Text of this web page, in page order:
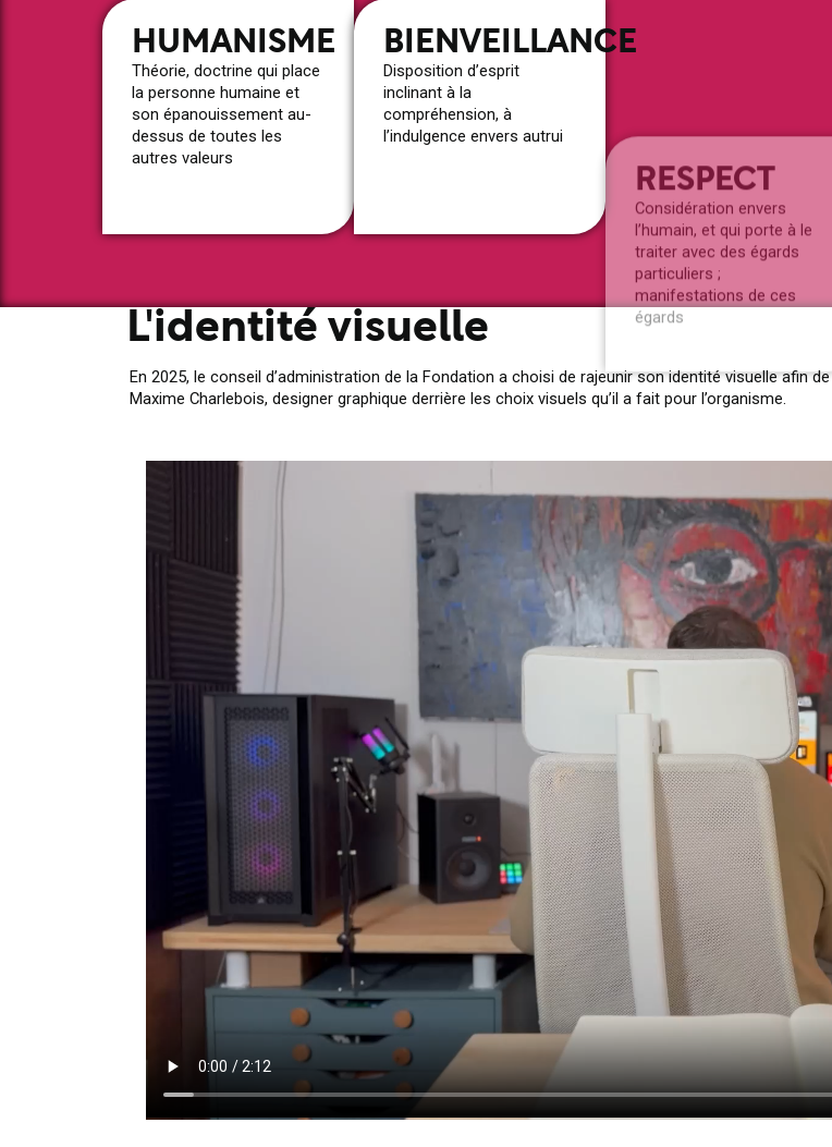
HUMANISME
Théorie, doctrine qui place
la personne humaine et
son épanouissement au-
dessus de toutes les
autres valeurs
BIENVEILLANCE
Disposition d’esprit
inclinant à la
compréhension, à
l’indulgence envers autrui
RESPECT
particuliers ;
égards
L'identité visuelle
En 2025, le conseil d’administration de la Fondation a choisi de rajeunir son identité visuelle afin
Maxime Charlebois, designer graphique derrière les choix visuels qu’il a fait pour l’organisme.